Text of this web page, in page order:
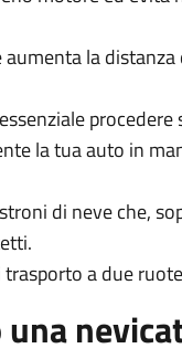
la
la tua auto in
di neve che,
a due
una